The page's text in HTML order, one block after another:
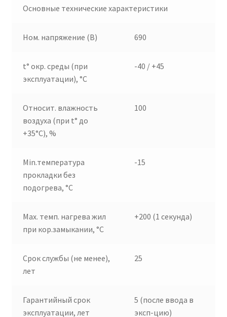
Основные технические характеристики
Ном. напряжение (В) 690
t° окр. среды (при
эксплуатации), °C
-40 / +45
Относит. влажность
воздуха (при t° до
+35°С), %
100
Min.температура
прокладки без
подогрева, °С
-15
Max. темп. нагрева жил
при кор.замыкании, °C
+200 (1 секунда)
Срок службы (не менее),
лет
25
Гарантийный срок
эксплуатации, лет
5 (после ввода в
эксп-цию)